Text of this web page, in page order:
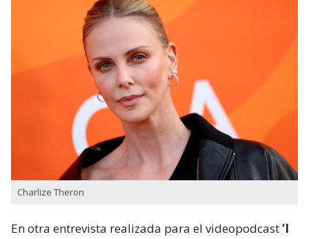
Charlize Theron
En otra entrevista realizada para el videopodcast‘I